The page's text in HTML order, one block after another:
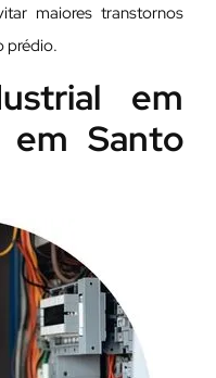
maiores transtornos
prédio.
em
em Santo